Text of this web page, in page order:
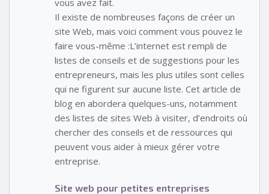
vous avez fait.
Il existe de nombreuses façons de créer un
site Web, mais voici comment vous pouvez le
faire vous-même :L’internet est rempli de
listes de conseils et de suggestions pour les
entrepreneurs, mais les plus utiles sont celles
qui ne figurent sur aucune liste. Cet article de
blog en abordera quelques-uns, notamment
des listes de sites Web à visiter, d’endroits où
chercher des conseils et de ressources qui
peuvent vous aider à mieux gérer votre
entreprise.
Site web pour petites entreprises